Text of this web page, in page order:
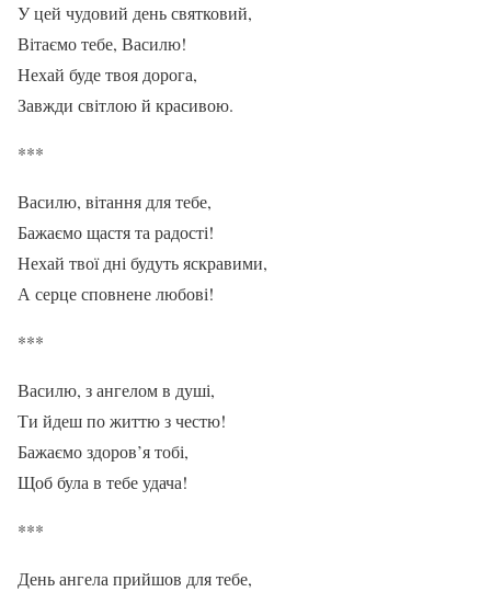
У цей чудовий день святковий,
Вітаємо тебе, Василю!
Нехай буде твоя дорога,
Завжди світлою й красивою.
***
Василю, вітання для тебе,
Бажаємо щастя та радості!
Нехай твої дні будуть яскравими,
А серце сповнене любові!
***
Василю, з ангелом в душі,
Ти йдеш по життю з честю!
Бажаємо здоров’я тобі,
Щоб була в тебе удача!
***
День ангела прийшов для тебе,